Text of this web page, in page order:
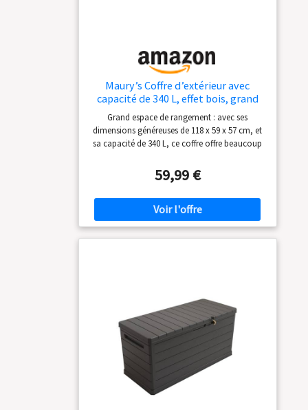
Maury’s Coffre d’extérieur avec
capacité de 340 L, effet bois, grand
espace de rangement., en résine
anthracite, 118 x 59 x 57 cm
Grand espace de rangement : avec ses
dimensions généreuses de 118 x 59 x 57 cm, et
sa capacité de 340 L, ce coffre offre beaucoup
de jardin, des jouets d’extérieur et d’autres
objets, aidant à garder votre espace extérieur
en ordre et organisé. Résistant aux intempéries
: fabriqué en résine anthracite résistante et
durable, ce coffre est conçu pour résister aux
terrasse au jardin, ajoutant une touche de style
et de fonctionnalité à votre espace. Facile à
monter : le coffre est livré avec des instructions
claires et simples pour le montage (français
non garanti), ce qui vous permet de
l’assembler rapidement et sans problème, afin
que vous puissiez commencer à utiliser votre
nouvel espace de rangement pratiquement
59,99 €